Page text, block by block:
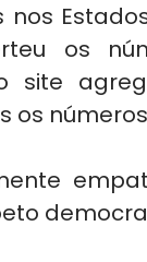
nos
os
site
os